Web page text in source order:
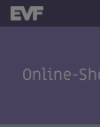
Online-